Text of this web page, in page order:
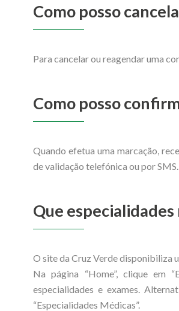
Como posso
Para cancelar ou reagendar uma
Como posso
Quando efetua uma marcação,
de validação telefónica ou por SMS.
Que
O site da Cruz Verde disponibiliza
Na página “Home”, clique em
especialidades e exames.
“Especialidades Médicas”.